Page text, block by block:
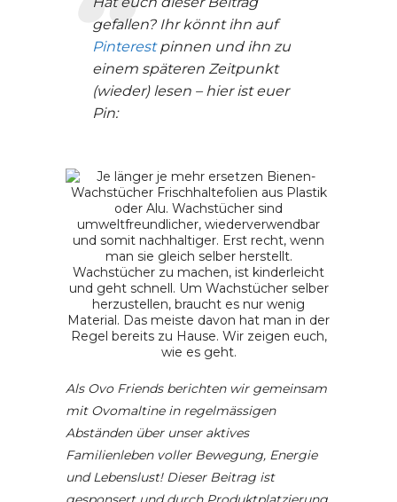
gefallen? Ihr könnt ihn auf
Pinterestpinnen und ihn zu
einem späteren Zeitpunkt
(wieder) lesen – hier ist euer
Pin:
Als Ovo Friends berichten wir gemeinsam
mit Ovomaltine in regelmässigen
Abständen über unser aktives
Familienleben voller Bewegung, Energie
und Lebenslust! Dieser Beitrag ist